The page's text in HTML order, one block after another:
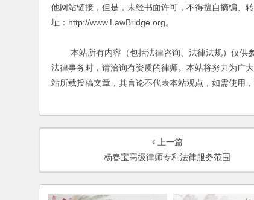
他网站链接，但是，未经书面许可，不得擅自摘编、
址：http://www.LawBridge.org。
本站所有内容（包括法律咨询、法律法规）仅供参
法律事务时，请洽询有资质的律师。本站将努力为广
站所载投稿文章，其言论不代表本站观点，如需使用
上一篇
杨春宝高级律师专利法律服务范围